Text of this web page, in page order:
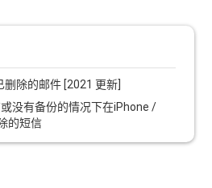
除的邮件 [2021 更新]
没有备份的情况下在iPhone /
的短信